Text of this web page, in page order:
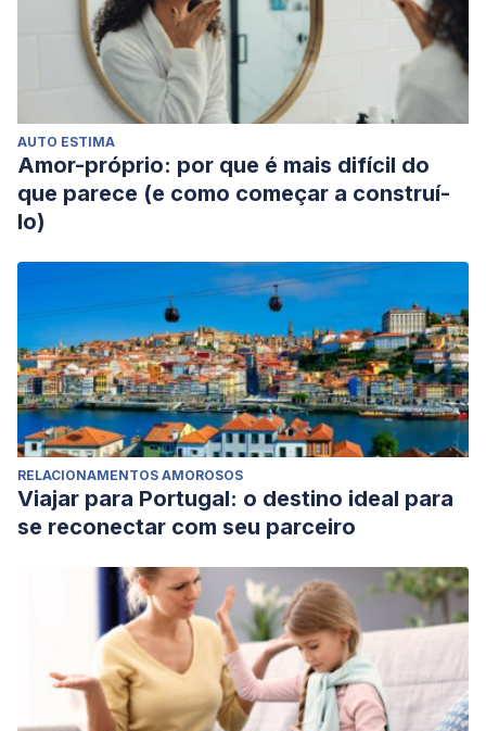
AUTO ESTIMA
Amor-próprio: por que é mais difícil do
que parece (e como começar a construí-
lo)
RELACIONAMENTOS AMOROSOS
Viajar para Portugal: o destino ideal para
se reconectar com seu parceiro